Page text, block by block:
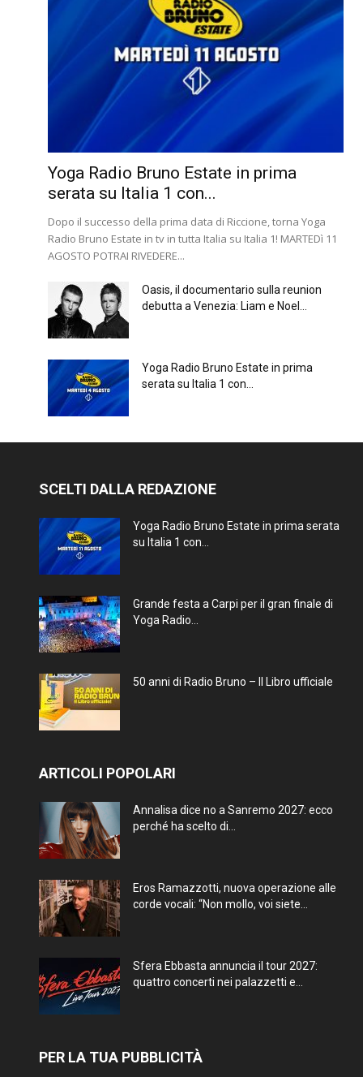
Yoga Radio Bruno Estate in prima
serata su Italia 1 con...
Dopo il successo della prima data di Riccione, torna Yoga
Radio Bruno Estate in tv in tutta Italia su Italia 1! MARTEDì 11
AGOSTO POTRAI RIVEDERE...
Oasis, il documentario sulla reunion
debutta a Venezia: Liam e Noel...
Yoga Radio Bruno Estate in prima
serata su Italia 1 con...
SCELTI DALLA REDAZIONE
Yoga Radio Bruno Estate in prima serata
su Italia 1 con...
Grande festa a Carpi per il gran finale di
Yoga Radio...
50 anni di Radio Bruno – Il Libro ufficiale
ARTICOLI POPOLARI
Annalisa dice no a Sanremo 2027: ecco
perché ha scelto di...
Eros Ramazzotti, nuova operazione alle
corde vocali: “Non mollo, voi siete...
Sfera Ebbasta annuncia il tour 2027:
quattro concerti nei palazzetti e...
PER LA TUA PUBBLICITÀ